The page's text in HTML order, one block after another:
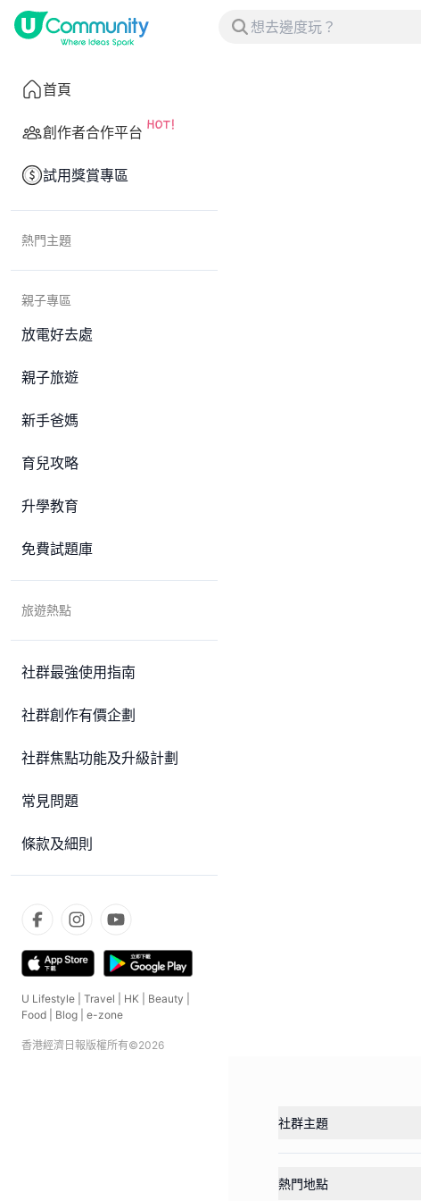
首頁
創作者合作平台
試用獎賞專區
熱門主題
親子專區
放電好去處
親子旅遊
新手爸媽
育兒攻略
升學教育
免費試題庫
旅遊熱點
社群最強使用指南
社群創作有價企劃
社群焦點功能及升級計劃
常見問題
條款及細則
U Lifestyle Travel HK Beauty
Food
Blog e-zone
香港經濟日報版權所有©2026
社群主題
熱門地點